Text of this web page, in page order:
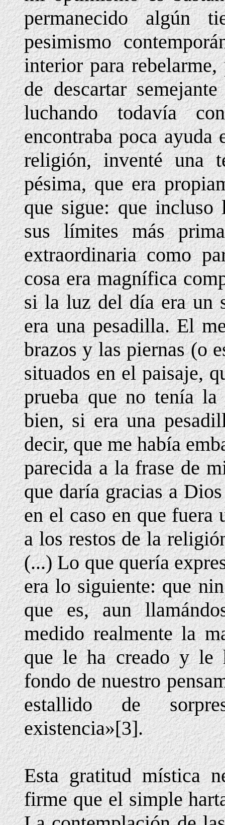
permanecido algún
pesimismo
interior para
de descartar
luchando todavía
encontraba poca
religión, inventé una
pésima, que era
que sigue: que incluso
sus límites más
extraordinaria como
cosa era magnífica
si la luz del día era un
era una pesadilla. El
brazos y las piernas (o
situados en el paisaje,
prueba que no tenía
bien, si era una
decir, que me había
parecida a la frase de
que daría gracias a
en el caso en que fuera
a los restos de la
(...) Lo que quería
era lo siguiente: que
que es, aun
medido realmente la
que le ha creado y le
fondo de nuestro
estallido de
existencia»[3].
Esta gratitud mística
firme que el simple